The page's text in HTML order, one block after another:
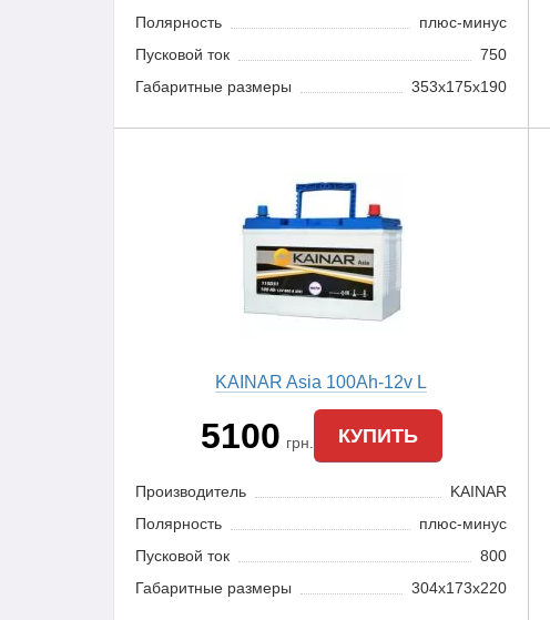
Полярность
плюс-минус
Пусковой ток
750
Габаритные размеры
353x175x190
KAINAR Asia 100Ah-12v L
5100 грн. КУПИТЬ
Производитель
KAINAR
Полярность
плюс-минус
Пусковой ток
800
Габаритные размеры
304x173x220